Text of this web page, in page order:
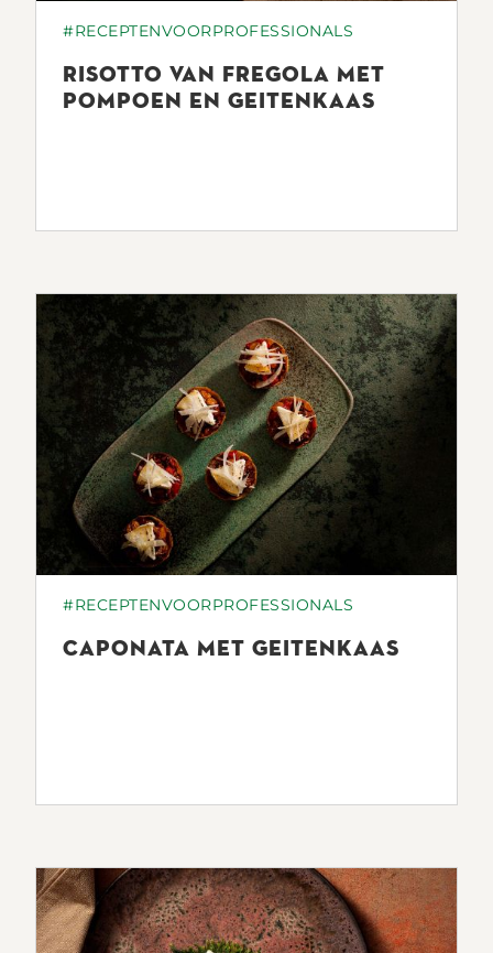
#RECEPTENVOORPROFESSIONALS
RISOTTO VAN FREGOLA MET
POMPOEN EN GEITENKAAS
#RECEPTENVOORPROFESSIONALS
CAPONATA MET GEITENKAAS